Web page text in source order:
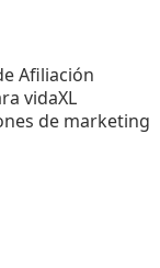
Afiliación
vidaXL
de marketing